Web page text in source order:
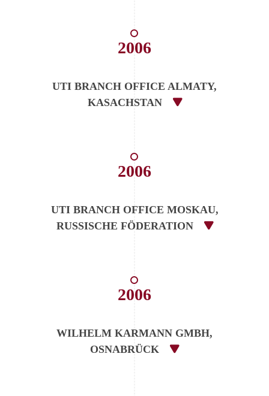
2006
UTI BRANCH OFFICE ALMATY,
KASACHSTAN
2006
UTI BRANCH OFFICE MOSKAU,
RUSSISCHE FÖDERATION
2006
WILHELM KARMANN GMBH,
OSNABRÜCK